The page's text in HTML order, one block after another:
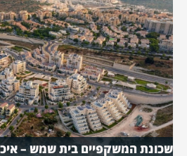
שכונת המשקפיים בית שמש –